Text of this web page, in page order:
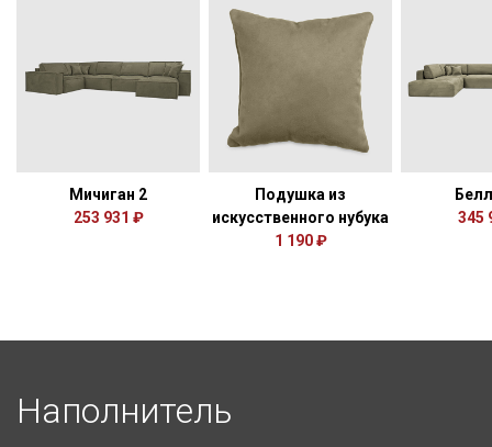
Мичиган 2
253 931 ₽
Подушка из
искусственного нубука
1 190 ₽
345
Наполнитель